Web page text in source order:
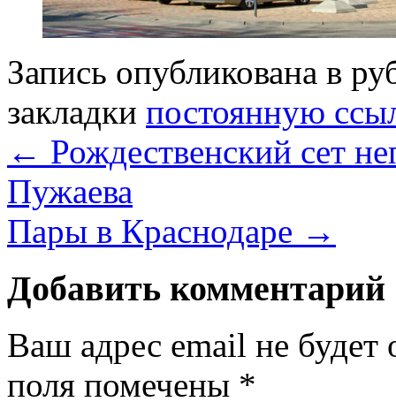
Запись опубликована в
закладки постоянную
← Рождественский сет
Пужаева
Пары в Краснодаре →
Добавить комментарий
Ваш адрес email не будет
поля помечены *